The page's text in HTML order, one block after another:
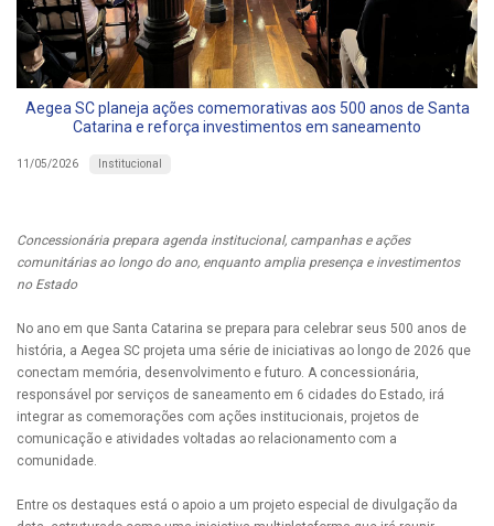
Aegea SC planeja ações comemorativas aos 500 anos de Santa
Catarina e reforça investimentos em saneamento
11/05/2026 Institucional
Concessionária prepara agenda institucional, campanhas e ações
comunitárias ao longo do ano, enquanto amplia presença e investimentos
no Estado
No ano em que Santa Catarina se prepara para celebrar seus 500 anos de
história, a Aegea SC projeta uma série de iniciativas ao longo de 2026 que
conectam memória, desenvolvimento e futuro. A concessionária,
responsável por serviços de saneamento em 6 cidades do Estado, irá
integrar as comemorações com ações institucionais, projetos de
comunicação e atividades voltadas ao relacionamento com a
comunidade.
Entre os destaques está o apoio a um projeto especial de divulgação da